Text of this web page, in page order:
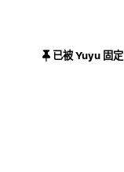
已被 Yuyu 固定